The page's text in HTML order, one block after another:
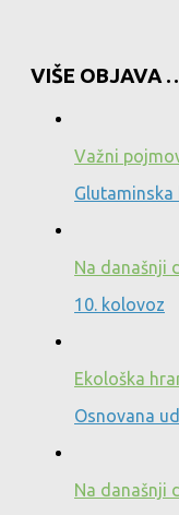
VIŠE OBJAVA
Važni
Glutaminska
Na današnji
10. kolovoz
Ekološka
Osnovana
Na današnji